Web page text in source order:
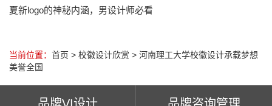
夏新logo的神秘内涵，男设计师必看
当前位置： 首页 > 校徽设计欣赏 > 河南理工大学校徽设计承载梦想
美誉全国